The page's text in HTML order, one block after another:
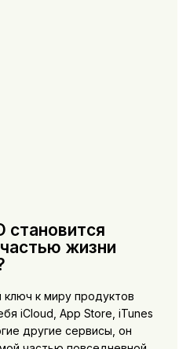
становится
жизни
к миру продуктов
iCloud, App Store, iTunes
другие сервисы, он